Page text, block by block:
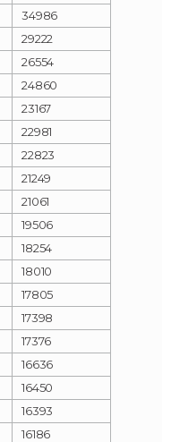
34986
29222
26554
24860
23167
22981
22823
21249
21061
19506
18254
18010
17805
17398
17376
16636
16450
16393
16186